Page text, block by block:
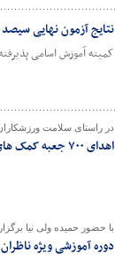
نتایج آزمون نهایی
کمیته آموزش اسامی
در راستای سلامت
اهدای ۷۰۰ جعبه کمک های اولیه به باشگاه های ورزشی لرستان
با حضور حمیده ولی نیا
دوره آموزشی ویژه